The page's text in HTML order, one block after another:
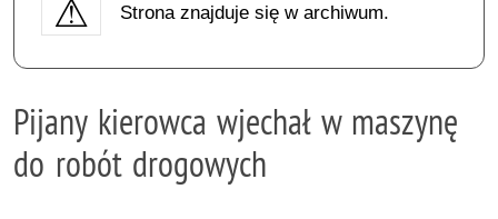
Strona znajduje się w archiwum.
Pijany kierowca wjechał w maszynę
do robót drogowych